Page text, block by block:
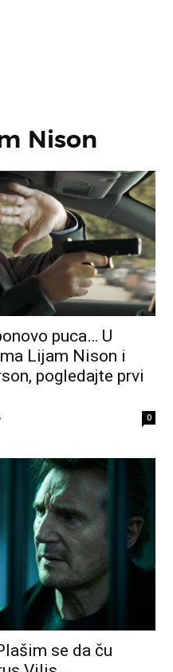
Nison
puca… U
Lijam Nison i
pogledajte prvi
0
se da ču